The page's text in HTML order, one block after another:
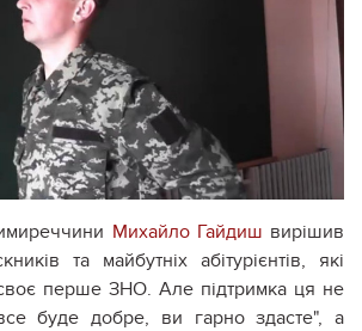
Михайло Гайдиш вирішив
та майбутніх абітурієнтів, які
перше ЗНО. Але підтримка ця не
буде добре, ви гарно здасте", а